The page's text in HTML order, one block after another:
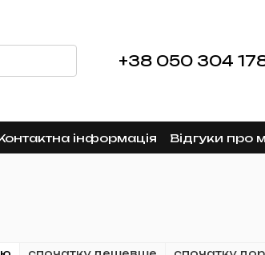
+38 050 304
інформація Відгуки про